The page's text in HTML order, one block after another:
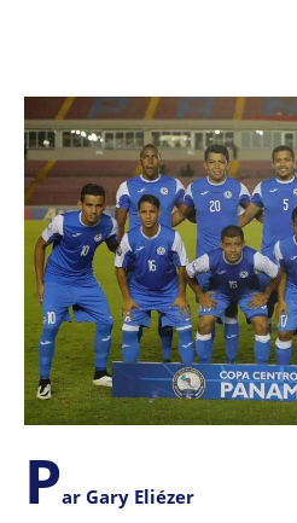
Par Gary Eliézer